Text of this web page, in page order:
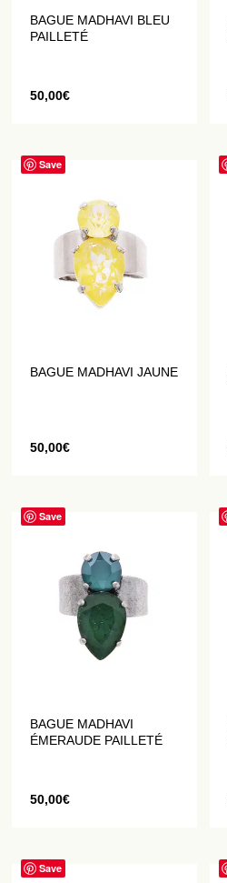
BAGUE MADHAVI BLEU
PAILLETÉ
50,00€
Save
BAGUE MADHAVI JAUNE
50,00€
Save
BAGUE MADHAVI
ÉMERAUDE PAILLETÉ
50,00€
Save